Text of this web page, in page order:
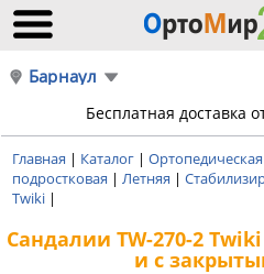
Барнаул
Бесплатная доставка
Главная | Каталог |
подростковая | Летняя |
Twiki |
Сандалии TW-270-2
и с